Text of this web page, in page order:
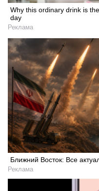
Why this ordinary drink is
day
Реклама
Ближний Восток: Все
Реклама